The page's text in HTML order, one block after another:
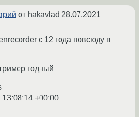
от hakavlad 28.07.2021
с 12 года повсюду в
годный
13:08:14 +00:00